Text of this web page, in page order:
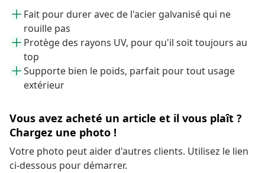
Fait pour durer avec de l'acier galvanisé qui ne
rouille pas
Protège des rayons UV, pour qu'il soit toujours au
top
Supporte bien le poids, parfait pour tout usage
extérieur
Vous avez acheté un article et il vous plaît ?
Chargez une photo !
Votre photo peut aider d'autres clients. Utilisez le lien
ci-dessous pour démarrer.